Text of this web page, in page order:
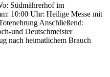
Südmährerhof im
10:00 Uhr: Heilige Messe mit
Anschließend:
und Deutschmeister
nach heimatlichem Brauch